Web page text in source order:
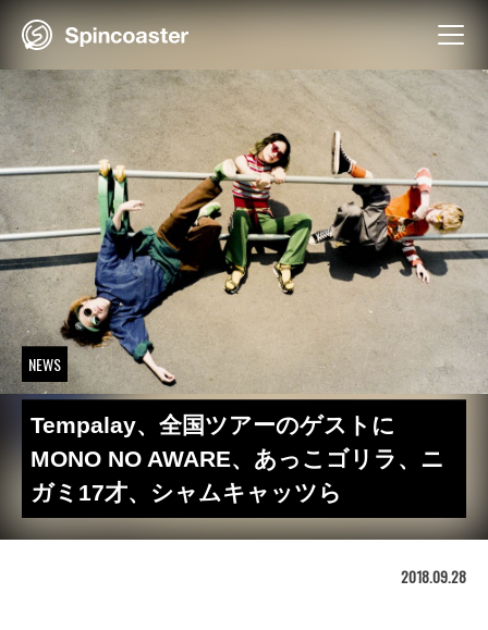
Skip
NEWS
Tempalay、全国ツアーのゲストに
MONO NO AWARE、あっこゴリラ、ニ
ガミ17才、シャムキャッツら
2018.09.28